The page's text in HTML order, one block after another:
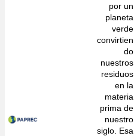
por un
planeta
verde
convirtien
do
nuestros
residuos
en la
materia
prima de
nuestro
siglo. Esa